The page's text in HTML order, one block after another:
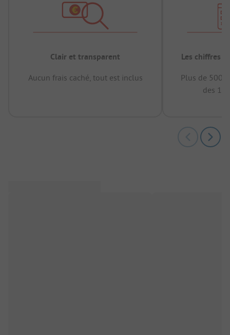
Clair et transparent
Aucun frais caché, tout est inclus
Les chiffres
Plus de
des 12